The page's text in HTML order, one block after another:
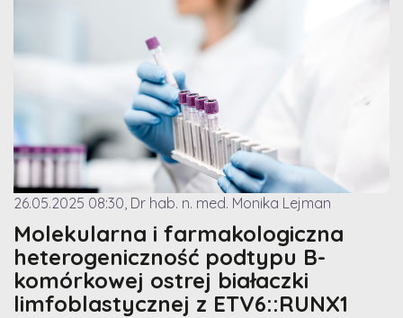
26.05.2025 08:30, Dr hab. n. med. Monika Lejman
Molekularna i farmakologiczna
heterogeniczność podtypu B-
komórkowej ostrej białaczki
limfoblastycznej z ETV6::RUNX1